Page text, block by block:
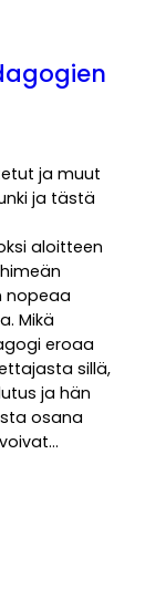
ja muut
ja tästä
aloitteen
nopeaa
Mikä
eroaa
sillä,
ja hän
osana